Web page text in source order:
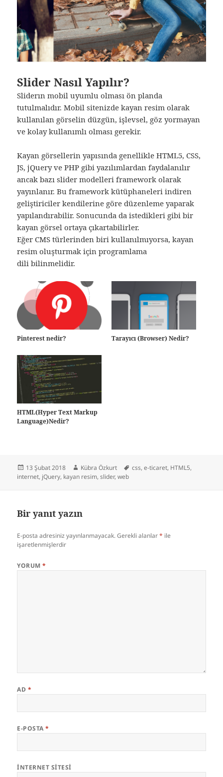
Slider Nasıl Yapılır?
Sliderın mobil uyumlu olması ön planda
tutulmalıdır. Mobil sitenizde kayan resim olarak
kullanılan görselin düzgün, işlevsel, göz yormayan
ve kolay kullanımlı olması gerekir.
Kayan görsellerin yapısında genellikle HTML5, CSS,
JS, jQuery ve PHP gibi yazılımlardan faydalanılır
ancak bazı slider modelleri framework olarak
yayınlanır. Bu framework kütüphaneleri indiren
geliştiriciler kendilerine göre düzenleme yaparak
yapılandırabilir. Sonucunda da istedikleri gibi bir
kayan görsel ortaya çıkartabilirler.
Eğer CMS türlerinden biri kullanılmıyorsa, kayan
resim oluşturmak için programlama
dili bilinmelidir.
Pinterest nedir? Tarayıcı (Browser) Nedir?
HTML(Hyper Text Markup
Language)Nedir?
Yayın
tarihi
13 Şubat 2018 Yazar
Kübra Özkurt Etiketler
css,e-ticaret, HTML5,
internet, jQuery, kayan resim,slider,web
Bir yanıt yazın
E-posta adresiniz yayınlanmayacak. Gerekli alanlar* ile
işaretlenmişlerdir
YORUM*
AD *
E-POSTA*
İNTERNET SITESI